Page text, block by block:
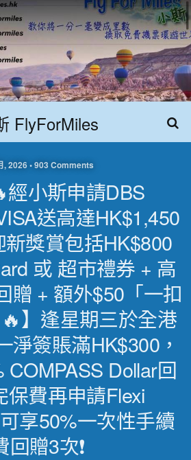
FlyForMiles
, 2026 • 903 Comments
經小斯申請DBS
送高達HK$1,450
新獎賞包括HK$800
或 超市禮券 + 高
贈 + 額外$50「一扣
】逢星期三於全港
淨簽賬滿HK$300，
COMPASS Dollar回
保費再申請Flexi
享50%一次性手續
回贈3次❗